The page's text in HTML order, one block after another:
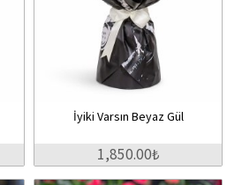
İyiki Varsın Beyaz Gül
1,850.00₺